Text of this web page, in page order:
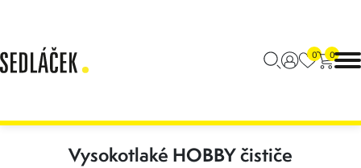
0 0
Vysokotlaké HOBBY čističe